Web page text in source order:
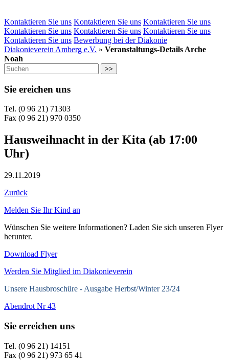
Kontaktieren Sie uns Kontaktieren Sie uns Kontaktieren Sie uns
Kontaktieren Sie uns Kontaktieren Sie uns Kontaktieren Sie uns
Kontaktieren Sie uns Bewerbung bei der Diakonie
Diakonieverein Amberg e.V. » Veranstaltungs-Details Arche
Noah
>>
Sie ereichen uns
Tel. (0 96 21) 71303
Fax (0 96 21) 970 0350
Hausweihnacht in der Kita (ab 17:00
Uhr)
29.11.2019
Zurück
Melden Sie Ihr Kind an
Wünschen Sie weitere Informationen? Laden Sie sich unseren Flyer
herunter.
Download Flyer
Werden Sie Mitglied im Diakonieverein
Unsere Hausbroschüre - Ausgabe Herbst/Winter 23/24
Abendrot Nr 43
Sie erreichen uns
Tel. (0 96 21) 14151
Fax (0 96 21) 973 65 41